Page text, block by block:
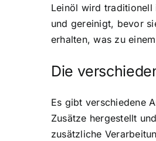
Leinöl wird traditionell
und gereinigt, bevor
erhalten, was zu
Die
Es gibt verschiedene
Zusätze hergestellt
zusätzliche